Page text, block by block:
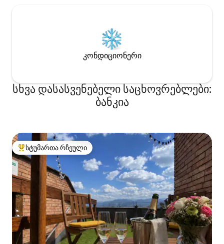
კონდიციონერი
სხვა დასასვენებელი საცხოვრებლები:
ბანკია
სტუმართა რჩეული მოწინავე ვარიანტი
სტუმართა რჩეული